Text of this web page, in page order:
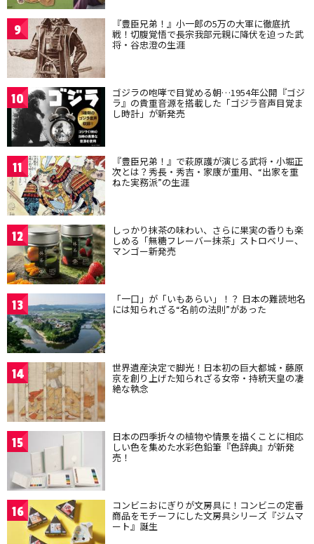
9 『豊臣兄弟！』小一郎の5万の大軍に徹底抗
戦！切腹覚悟で長宗我部元親に降伏を迫った武
将・谷忠澄の生涯
10 ゴジラの咆哮で目覚める朝…1954年公開『ゴジ
ラ』の貴重音源を搭載した「ゴジラ音声目覚ま
し時計」が新発売
11 『豊臣兄弟！』で萩原護が演じる武将・小堀正
次とは？秀長・秀吉・家康が重用、“出家を重
ねた実務派”の生涯
12 しっかり抹茶の味わい、さらに果実の香りも楽
しめる「無糖フレーバー抹茶」ストロベリー、
マンゴー新発売
13 「一口」が「いもあらい」！？ 日本の難読地名
には知られざる“名前の法則”があった
14 世界遺産決定で脚光！日本初の巨大都城・藤原
京を創り上げた知られざる女帝・持統天皇の凄
絶な執念
15 日本の四季折々の植物や情景を描くことに相応
しい色を集めた水彩色鉛筆『色辞典』が新発
売！
16 コンビニおにぎりが文房具に！コンビニの定番
商品をモチーフにした文房具シリーズ『ジムマ
ート』誕生